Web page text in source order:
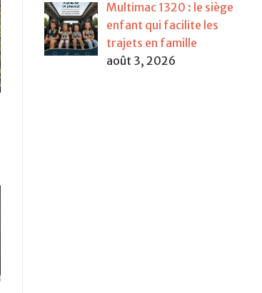
Multimac 1320 : le siège
enfant qui facilite les
trajets en famille
août 3, 2026